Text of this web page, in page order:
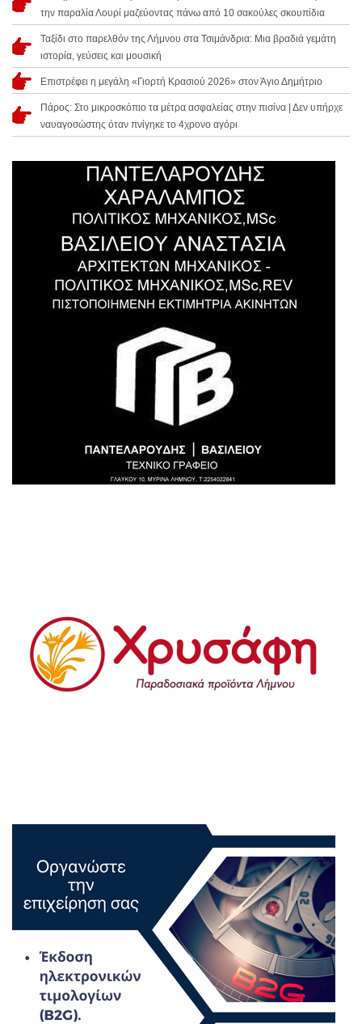
την παραλία Λουρί μαζεύοντας πάνω από 10 σακούλες σκουπίδια
Ταξίδι στο παρελθόν της Λήμνου στα Τσιμάνδρια: Μια βραδιά γεμάτη
ιστορία, γεύσεις και μουσική
Επιστρέφει η μεγάλη «Γιορτή Κρασιού 2026» στον Άγιο Δημήτριο
Πάρος: Στο μικροσκόπιο τα μέτρα ασφαλείας στην πισίνα | Δεν υπήρχε
ναυαγοσώστης όταν πνίγηκε το 4χρονο αγόρι